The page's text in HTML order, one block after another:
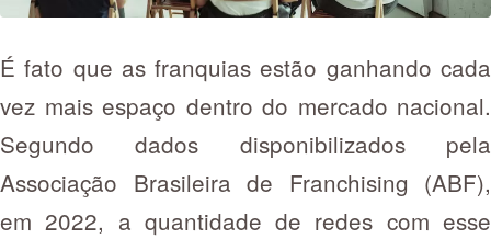
É fato que as franquias estão ganhando cada
vez mais espaço dentro do mercado nacional.
Segundo dados disponibilizados pela
Associação Brasileira de Franchising (ABF),
em 2022, a quantidade de redes com esse